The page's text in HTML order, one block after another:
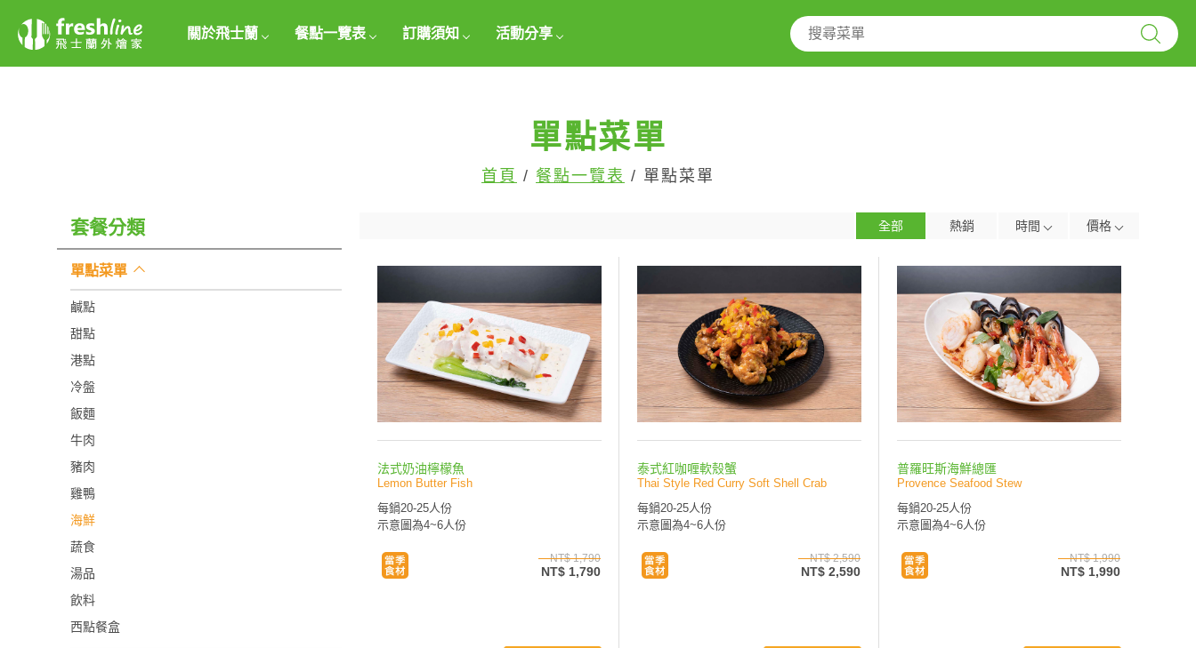
關於飛士蘭 餐點一覽表 訂購須知 活動分享
單點菜單
首頁 / 餐點一覽表 / 單點菜單
套餐分類
單點菜單
鹹點
甜點
港點
冷盤
飯麵
牛肉
豬肉
雞鴨
海鮮
蔬食
湯品
飲料
西點餐盒
全部 熱銷 時間 價格
法式奶油檸檬魚
Lemon Butter Fish
每鍋20-25人份
示意圖為4~6人份
NT$ 1,790
NT$ 1,790
泰式紅咖喱軟殼蟹
Thai Style Red Curry Soft Shell Crab
每鍋20-25人份
示意圖為4~6人份
NT$ 2,590
NT$ 2,590
普羅旺斯海鮮總匯
Provence Seafood Stew
每鍋20-25人份
示意圖為4~6人份
NT$ 1,990
NT$ 1,990